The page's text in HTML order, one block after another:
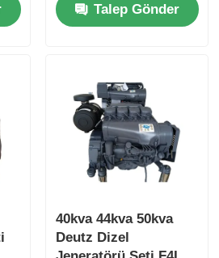
Talep Gönder
40kva 44kva 50kva
Deutz Dizel